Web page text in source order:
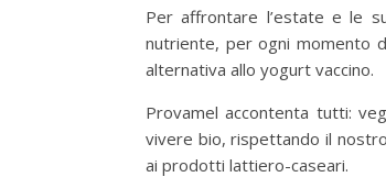
Per affrontare l’estate e le
nutriente, per ogni momento
alternativa allo yogurt vaccino.
Provamel accontenta tutti:
vivere bio, rispettando il
ai prodotti lattiero-caseari.